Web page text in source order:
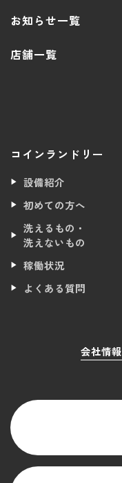
お知らせ一覧
店舗一覧
コインランドリー
設備紹介
初めての方へ
洗えるもの・
洗えないもの
稼働状況
よくある質問
会社情報